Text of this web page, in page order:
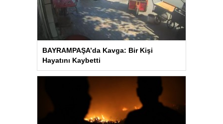
BAYRAMPAŞA’da Kavga: Bir Kişi
Hayatını Kaybetti